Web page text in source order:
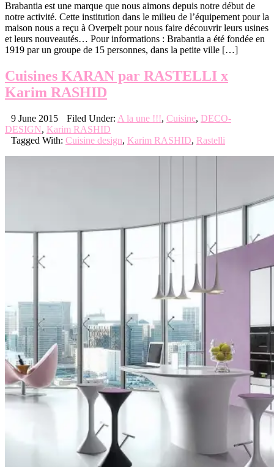
Brabantia est une marque que nous aimons depuis notre début de
notre activité. Cette institution dans le milieu de l’équipement pour la
maison nous a reçu à Overpelt pour nous faire découvrir leurs usines
et leurs nouveautés… Pour informations : Brabantia a été fondée en
1919 par un groupe de 15 personnes, dans la petite ville […]
Cuisines KARAN par RASTELLI x
Karim RASHID
9 June 2015 Filed Under: A la une !!!, Cuisine, DECO-
DESIGN, Karim RASHID
Tagged With: Cuisine design, Karim RASHID, Rastelli